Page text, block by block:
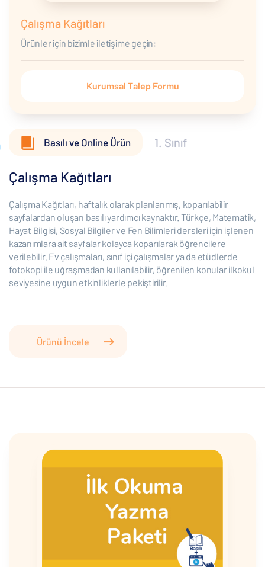
Çalışma Kağıtları
Ürünler için bizimle iletişime geçin:
Kurumsal Talep Formu
Basılı ve Online Ürün 1. Sınıf
Çalışma Kağıtları
Çalışma Kağıtları, haftalık olarak planlanmış, koparılabilir
sayfalardan oluşan basılı yardımcı kaynaktır. Türkçe, Matematik,
Hayat Bilgisi, Sosyal Bilgiler ve Fen Bilimleri dersleri için işlenen
kazanımlara ait sayfalar kolayca koparılarak öğrencilere
verilebilir. Ev çalışmaları, sınıf içi çalışmalar ya da etüdlerde
fotokopi ile uğraşmadan kullanılabilir, öğrenilen konular ilkokul
seviyesine uygun etkinliklerle pekiştirilir.
Ürünü İncele